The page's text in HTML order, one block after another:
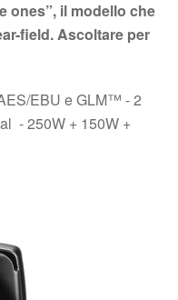
ones”, il modello che
field. Ascoltare per
EBU e GLM™ - 2
- 250W + 150W +